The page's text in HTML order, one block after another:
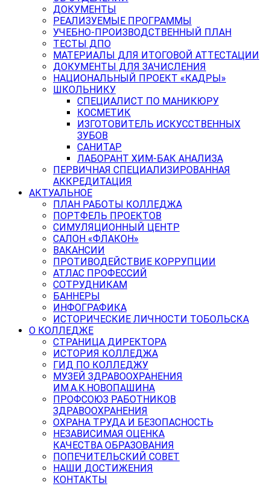
ДОКУМЕНТЫ
РЕАЛИЗУЕМЫЕ ПРОГРАММЫ
УЧЕБНО-ПРОИЗВОДСТВЕННЫЙ ПЛАН
ТЕСТЫ ДПО
МАТЕРИАЛЫ ДЛЯ ИТОГОВОЙ АТТЕСТАЦИИ
ДОКУМЕНТЫ ДЛЯ ЗАЧИСЛЕНИЯ
НАЦИОНАЛЬНЫЙ ПРОЕКТ «КАДРЫ»
ШКОЛЬНИКУ
СПЕЦИАЛИСТ ПО МАНИКЮРУ
КОСМЕТИК
ИЗГОТОВИТЕЛЬ ИСКУССТВЕННЫХ
ЗУБОВ
САНИТАР
ЛАБОРАНТ ХИМ-БАК АНАЛИЗА
ПЕРВИЧНАЯ СПЕЦИАЛИЗИРОВАННАЯ
АККРЕДИТАЦИЯ
АКТУАЛЬНОЕ
ПЛАН РАБОТЫ КОЛЛЕДЖА
ПОРТФЕЛЬ ПРОЕКТОВ
СИМУЛЯЦИОННЫЙ ЦЕНТР
САЛОН «ФЛАКОН»
ВАКАНСИИ
ПРОТИВОДЕЙСТВИЕ КОРРУПЦИИ
АТЛАС ПРОФЕССИЙ
СОТРУДНИКАМ
БАННЕРЫ
ИНФОГРАФИКА
ИСТОРИЧЕСКИЕ ЛИЧНОСТИ ТОБОЛЬСКА
О КОЛЛЕДЖЕ
СТРАНИЦА ДИРЕКТОРА
ИСТОРИЯ КОЛЛЕДЖА
ГИД ПО КОЛЛЕДЖУ
МУЗЕЙ ЗДРАВООХРАНЕНИЯ
ИМ.А.К.НОВОПАШИНА
ПРОФСОЮЗ РАБОТНИКОВ
ЗДРАВООХРАНЕНИЯ
ОХРАНА ТРУДА И БЕЗОПАСНОСТЬ
НЕЗАВИСИМАЯ ОЦЕНКА
КАЧЕСТВА ОБРАЗОВАНИЯ
ПОПЕЧИТЕЛЬСКИЙ СОВЕТ
НАШИ ДОСТИЖЕНИЯ
КОНТАКТЫ